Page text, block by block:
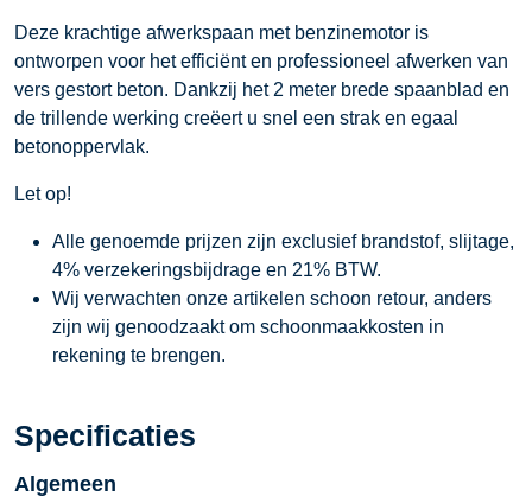
Deze krachtige afwerkspaan met benzinemotor is
ontworpen voor het efficiënt en professioneel afwerken van
vers gestort beton. Dankzij het 2 meter brede spaanblad en
de trillende werking creëert u snel een strak en egaal
betonoppervlak.
Let op!
Alle genoemde prijzen zijn exclusief brandstof, slijtage,
4% verzekeringsbijdrage en 21% BTW.
Wij verwachten onze artikelen schoon retour, anders
zijn wij genoodzaakt om schoonmaakkosten in
rekening te brengen.
Specificaties
Algemeen